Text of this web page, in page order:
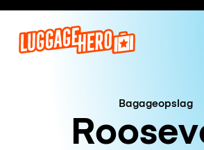
Bagageopslag